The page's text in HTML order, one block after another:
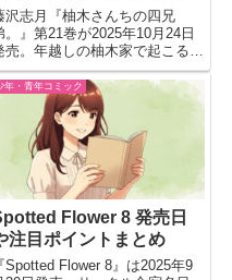
月24日発売】
沢志月『柚木さんちの四兄
。』第21巻が2025年10月24日
売。年越しの柚木家で起こる不
議な出来事と家族の絆を描く、
やしの冬物語。
年・青年コミック
Flower 8 発売日
注目ポイントまとめ
『Spotted Flower 8』は2025年9